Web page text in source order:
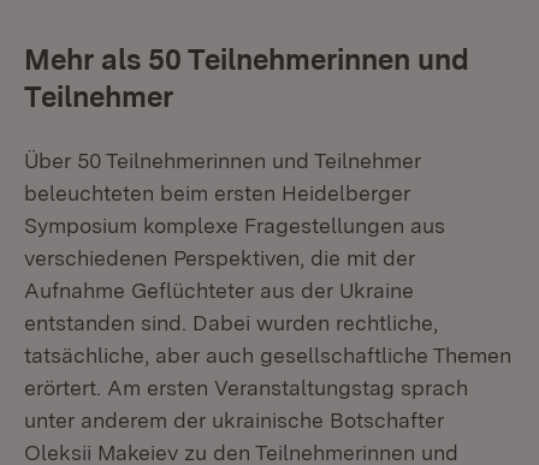
Mehr als 50 Teilnehmerinnen und
Teilnehmer
Über 50 Teilnehmerinnen und Teilnehmer
beleuchteten beim ersten Heidelberger
Symposium komplexe Fragestellungen aus
verschiedenen Perspektiven, die mit der
Aufnahme Geflüchteter aus der Ukraine
entstanden sind. Dabei wurden rechtliche,
tatsächliche, aber auch gesellschaftliche Themen
erörtert. Am ersten Veranstaltungstag sprach
unter anderem der ukrainische Botschafter
Oleksii Makeiev zu den Teilnehmerinnen und